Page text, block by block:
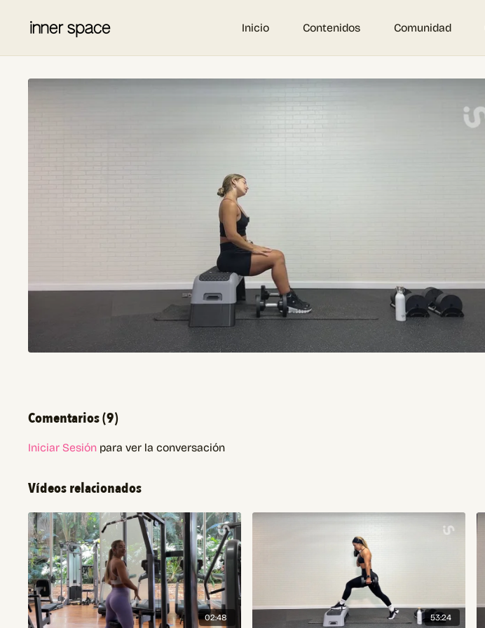
Inicio Contenidos Comunidad
Comentarios (9)
Iniciar Sesión para ver la conversación
Vídeos relacionados
02:48 53:24